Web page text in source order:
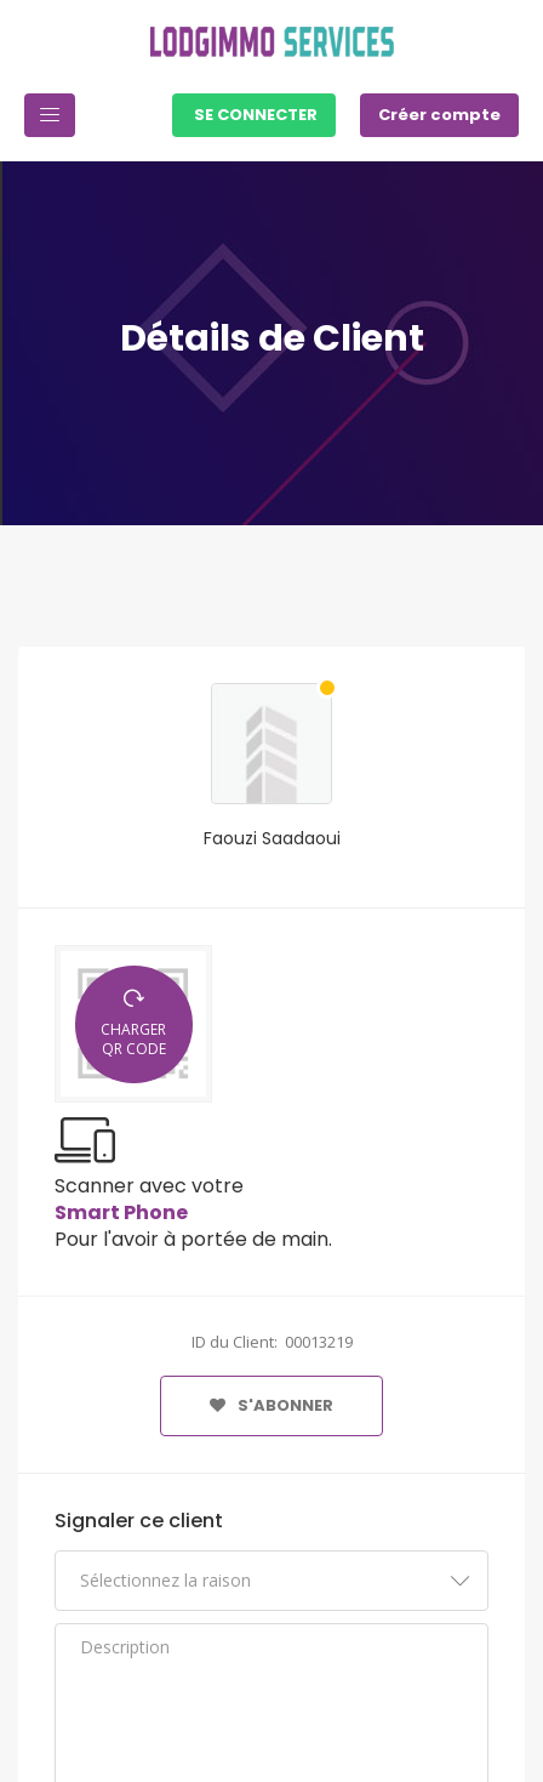
SE CONNECTER Créer compte
Détails de Client
Faouzi Saadaoui
CHARGER
QR CODE
Scanner avec votre
Smart Phone
Pour l'avoir à portée de main.
ID du Client: 00013219
S'ABONNER
Signaler ce client